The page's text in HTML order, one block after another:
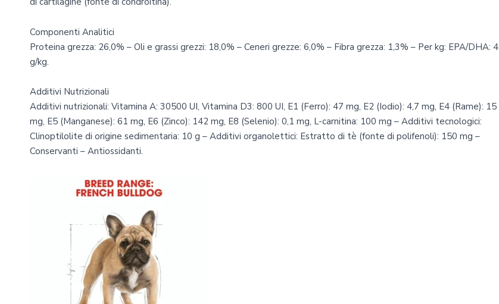
Componenti Analitici
Proteina grezza: 26,0% – Oli e grassi grezzi: 18,0% – Ceneri grezze: 6,0% – Fibra grezza: 1,3% – Per kg: EPA/DHA: 4
g/kg.
Additivi Nutrizionali
Additivi nutrizionali: Vitamina A: 30500 UI, Vitamina D3: 800 UI, E1 (Ferro): 47 mg, E2 (Iodio): 4,7 mg, E4 (Rame): 15
mg, E5 (Manganese): 61 mg, E6 (Zinco): 142 mg, E8 (Selenio): 0,1 mg, L-carnitina: 100 mg – Additivi tecnologici:
Clinoptilolite di origine sedimentaria: 10 g – Additivi organolettici: Estratto di tè (fonte di polifenoli): 150 mg –
Conservanti – Antiossidanti.